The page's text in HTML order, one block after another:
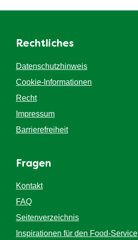
Rechtliches
Datenschutzhinweis
Cookie-Informationen
Recht
Impressum
Barrierefreiheit
Fragen
Kontakt
FAQ
Seitenverzeichnis
Inspirationen für den Food-Service